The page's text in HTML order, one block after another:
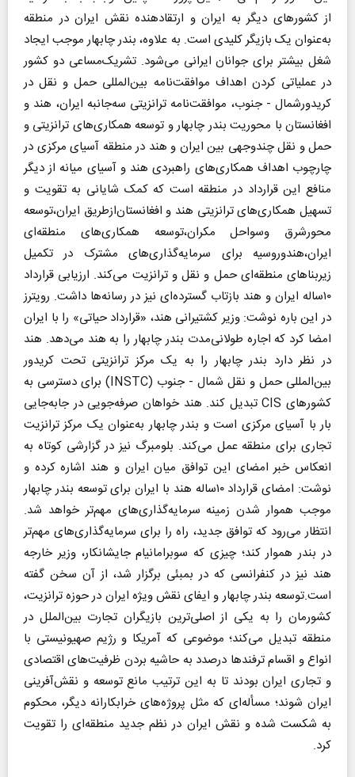
از کشورهای دیگر به ایران و ارتقا‌دهنده نقش ایران در منطقه
به‌عنوان یک بازیگر کلیدی است. به علاوه، بندر چابهار موجب ایجاد
شغل بیشتر برای جوانان ایرانی می‌شود. تشریک‌مساعی دو کشور
در عملیاتی کردن اهداف موافقت‌نامه بین‌المللی حمل و نقل در
کریدورشمال - جنوب، موافقت‌نامه ترانزیتی سه‌جانبه ایران، هند و
افغانستان با محوریت بندر چابهار و توسعه همکاری‌های ترانزیتی و
حمل و نقل چند‌وجهی بین ایران و هند در منطقه آسیای مرکزی در
چارچوب اهداف همکاری‌های راهبردی هند و آسیای میانه از دیگر
منافع این قرارداد در منطقه است که کمک شایانی به تقویت و
تسهیل همکاری‌های ترانزیتی هند و افغانستان‌ازطریق ایران،توسعه
محورشرق وسواحل مکران،توسعه همکاری‌های منطقه‌ای
ایران،هندوروسیه برای سرمایه‌گذاری‌های مشترک در تکمیل
زیربنا‌های منطقه‌ای حمل و نقل و ترانزیت می‌کند. ارزیابی قرارداد
۱۰ساله ایران و هند بازتاب گسترده‌ای نیز در رسانه‌ها داشت. رویترز
در این باره نوشت: وزیر کشتیرانی هند، «قرارداد حیاتی» را با ایران
امضا کرد که اجاره طولانی‌مدت بندر چابهار را به هند می‌دهد. هند
در نظر دارد بندر چابهار را به یک مرکز ترانزیتی تحت کریدور
بین‌المللی حمل و نقل شمال - جنوب (‌INSTC) برای دسترسی به
کشور‌های CIS تبدیل کند. هند خواهان صرفه‌جویی در جابه‌جایی
بار با آسیای مرکزی است و بندر چابهار به‌عنوان یک مرکز ترانزیت
تجاری برای منطقه عمل می‌کند. بلومبرگ نیز در گزارشی کوتاه به
انعکاس خبر امضای این توافق میان ایران و هند اشاره کرده و
نوشت: امضای قرارداد ۱۰ساله هند با ایران برای توسعه بندر چابهار
موجب هموار شدن زمینه سرمایه‌گذاری‌های مهم‌تر خواهد شد.
انتظار می‌رود که توافق جدید، راه را برای سرمایه‌گذاری‌های مهم‌تر
در بندر هموار ‌کند؛ چیزی که سوبرامانیام جایشانکار، وزیر‌ خارجه
هند نیز در کنفرانسی که در بمبئی برگزار شد، از آن سخن گفته
است.توسعه بندر چابهار و ایفای نقش ویژه ایران در حوزه ترانزیت،
کشورمان را به یکی از اصلی‌ترین بازیگران تجارت بین‌الملل در
منطقه تبدیل می‌کند؛ موضوعی که آمریکا و رژیم صهیونیستی با
انواع و اقسام ترفندها درصدد به حاشیه بردن ظرفیت‌های اقتصادی
و تجاری ایران بودند تا به‌ این ترتیب مانع توسعه و نقش‌آفرینی
ایران شوند‌؛ مسأله‌ای که مثل پروژه‌های خرابکارانه دیگر، محکوم
به شکست شده و نقش ایران در نظم جدید منطقه‌ای را تقویت
کرد.